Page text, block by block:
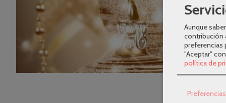
Aunque
contribución
preferencias
"Aceptar"
política de
Preferencias